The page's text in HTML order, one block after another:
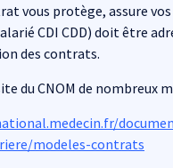
vous protège, assure
CDI CDD) doit être
des contrats.
du CNOM de nombreux
modeles-contrats